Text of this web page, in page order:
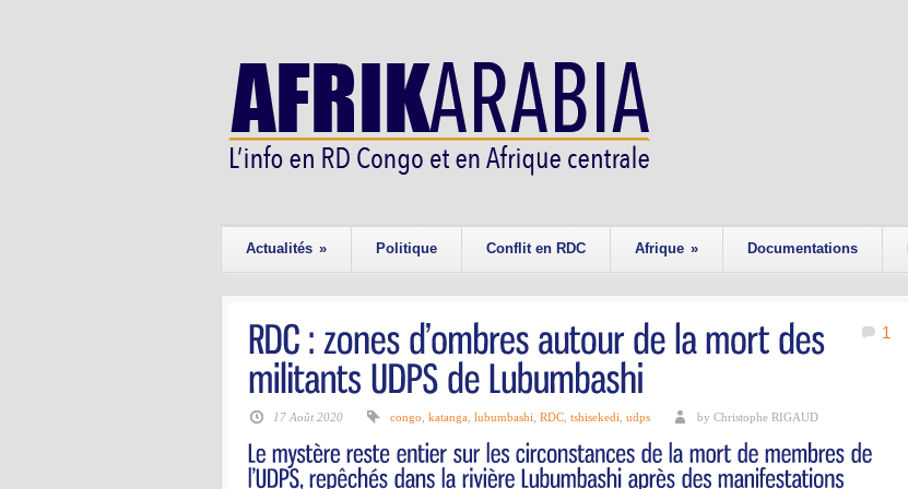
Actualités » Politique Conflit en RDC Afrique » Documentations
1
17 Août 2020 congo katanga lubumbashi RDC tshisekedi udps by Christophe RIGAUD